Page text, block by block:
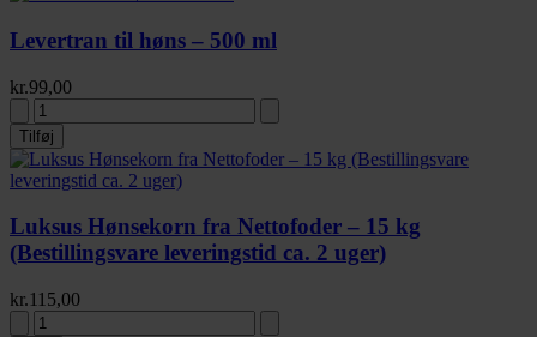
Levertran til høns – 500 ml
kr.99,00
Tilføj
Luksus Hønsekorn fra Nettofoder – 15 kg
(Bestillingsvare leveringstid ca. 2 uger)
kr.115,00